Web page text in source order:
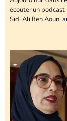
écouter un
Sidi Ali Ben Aoun,